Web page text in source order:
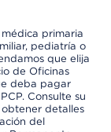
primaria
pediatría o
que elija
de Oficinas
deba pagar
Consulte su
detalles
del